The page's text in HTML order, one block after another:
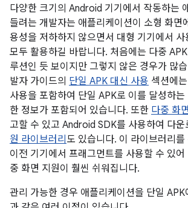
다양한 크기의 Android 기기에서 작동하는
들려는 개발자는 애플리케이션이 소형 화면
용성을 저하하지 않으면서 대형 기기에서
모두 활용하길 바랍니다. 처음에는 다중
루션인 듯 보이지만 그렇지 않은 경우가 많
발자 가이드의 단일 APK 대신 사용 섹션에
사용을 포함하여 단일 APK로 이를 달성하
한 정보가 포함되어 있습니다. 또한 다중 화
고할 수 있고 Android SDK를 사용하여 다운
원 라이브러리 도 있습니다. 이 라이브러리
이전 기기에서 프래그먼트를 사용할 수 있
중 화면 지원이 훨씬 쉬워집니다.
관리 가능한 경우 애플리케이션을 단일